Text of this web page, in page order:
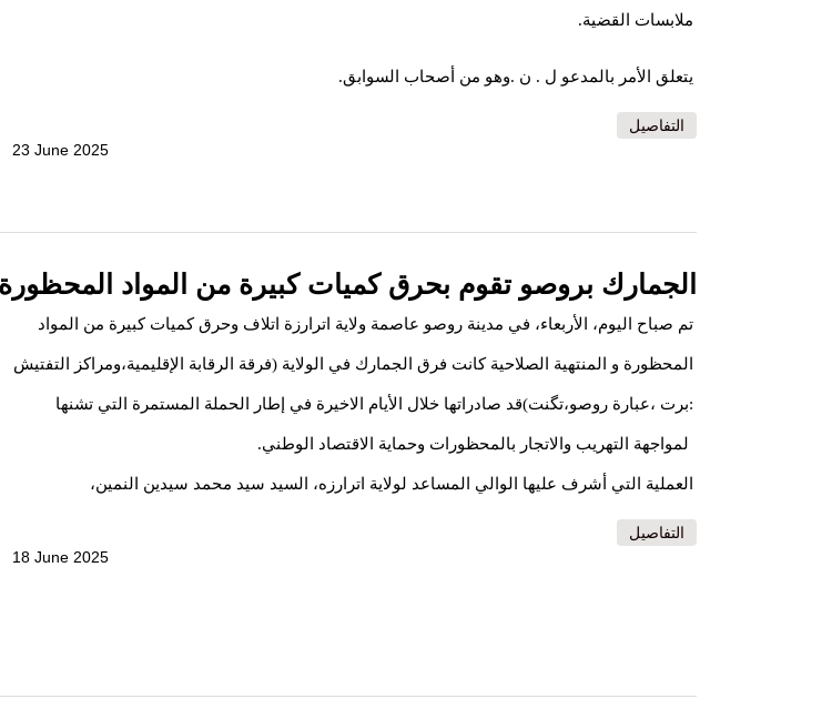
ملابسات القضية.
يتعلق الأمر بالمدعو ل . ن .وهو من أصحاب السوابق.
التفاصيل
23 June 2025
الجمارك بروصو تقوم بحرق كميات كبيرة من المواد المحظورة
تم صباح اليوم، الأربعاء، في مدينة روصو عاصمة ولاية اترارزة اتلاف وحرق كميات كبيرة من المواد
المحظورة و المنتهية الصلاحية كانت فرق الجمارك في الولاية (فرقة الرقابة الإقليمية،ومراكز التفتيش
:برت ،عبارة روصو،تگنت)قد صادراتها خلال الأيام الاخيرة في إطار الحملة المستمرة التي تشنها
لمواجهة التهريب والاتجار بالمحظورات وحماية الاقتصاد الوطني.
العملية التي أشرف عليها الوالي المساعد لولاية اترارزه، السيد سيد محمد سيدين النمين،
التفاصيل
18 June 2025